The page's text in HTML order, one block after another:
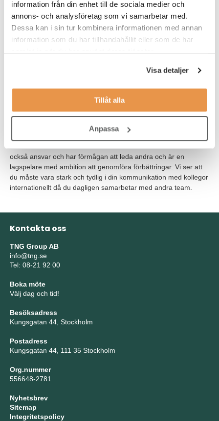
information från din enhet till de sociala medier och
annons- och analysföretag som vi samarbetar med.
Dessa kan i sin tur kombinera informationen med annan
information som du har tillhandahållit eller som de har
Visa detaljer
Tillåt alla
Anpassa
erfarenhet av SAP Business One är en fördel.
Erfarenhet av att arbeta i en snabb internationell miljö
Flytande engelska både muntligt och skriftligt.
Som person är du strukturerad och har uppmärksamhet på
också ansvar och har förmågan att leda andra och är en
lagspelare med ambition att genomföra förbättringar. Vi ser att
du måste vara stark och tydlig i din kommunikation med kollegor
internationellt då du dagligen samarbetar med andra team.
Kontakta oss
TNG Group AB
info@tng.se
Tel: 08-21 92 00
Boka möte
Välj dag och tid!
Besöksadress
Kungsgatan 44, Stockholm
Postadress
Kungsgatan 44, 111 35 Stockholm
Org.nummer
556648-2781
Nyhetsbrev
Sitemap
Integritetspolicy